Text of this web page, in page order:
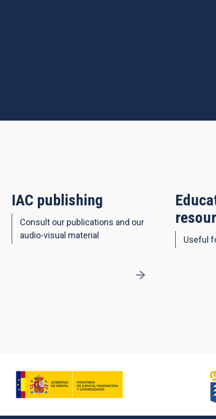
IAC publishing
Consult our publications and our
audio-visual material
Useful